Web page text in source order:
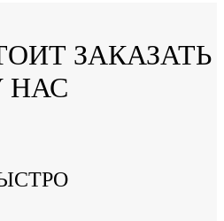
ЗАКАЗАТЬ
НАС